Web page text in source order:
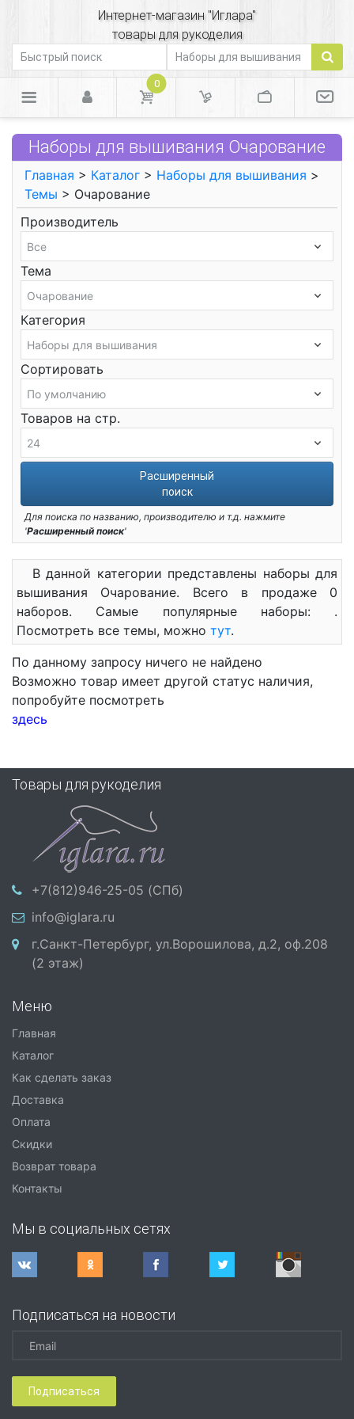
Интернет-магазин "Иглара"
товары для рукоделия
0
Наборы для вышивания Очарование
Главная > Каталог > Наборы для вышивания >
Темы > Очарование
Производитель
Тема
Категория
Сортировать
Товаров на стр.
Расширенный
поиск
Для поиска по названию, производителю и т.д. нажмите
'Расширенный поиск'
В данной категории представлены наборы для
вышивания Очарование. Всего в продаже 0
наборов. Самые популярные наборы: .
Посмотреть все темы, можно тут.
По данному запросу ничего не найдено
Возможно товар имеет другой статус наличия,
попробуйте посмотреть
здесь
Товары для рукоделия
+7(812)946-25-05 (СПб)
info@iglara.ru
г.Санкт-Петербург, ул.Ворошилова, д.2, оф.208
(2 этаж)
Меню
Главная
Каталог
Как сделать заказ
Доставка
Оплата
Скидки
Возврат товара
Контакты
Мы в социальных сетях
Подписаться на новости
Подписаться